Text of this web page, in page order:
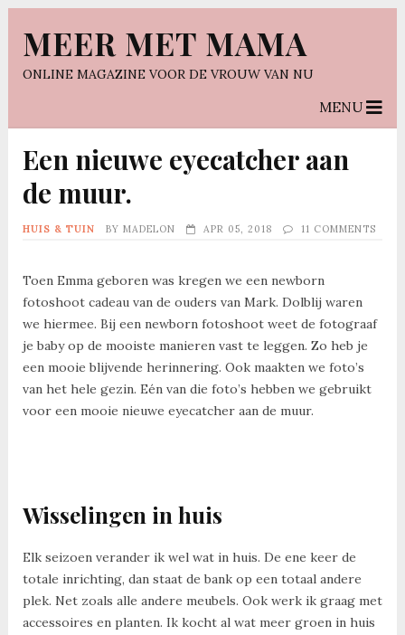
MEER MET MAMA
ONLINE MAGAZINE VOOR DE VROUW VAN NU
MENU
Een nieuwe eyecatcher aan
de muur.
HUIS & TUIN BY MADELON APR 05, 2018 11 COMMENTS
Toen Emma geboren was kregen we een newborn
fotoshoot cadeau van de ouders van Mark. Dolblij waren
we hiermee. Bij een newborn fotoshoot weet de fotograaf
je baby op de mooiste manieren vast te leggen. Zo heb je
een mooie blijvende herinnering. Ook maakten we foto’s
van het hele gezin. Eén van die foto’s hebben we gebruikt
voor een mooie nieuwe eyecatcher aan de muur.
Wisselingen in huis
Elk seizoen verander ik wel wat in huis. De ene keer de
totale inrichting, dan staat de bank op een totaal andere
plek. Net zoals alle andere meubels. Ook werk ik graag met
accessoires en planten. Ik kocht al wat meer groen in huis